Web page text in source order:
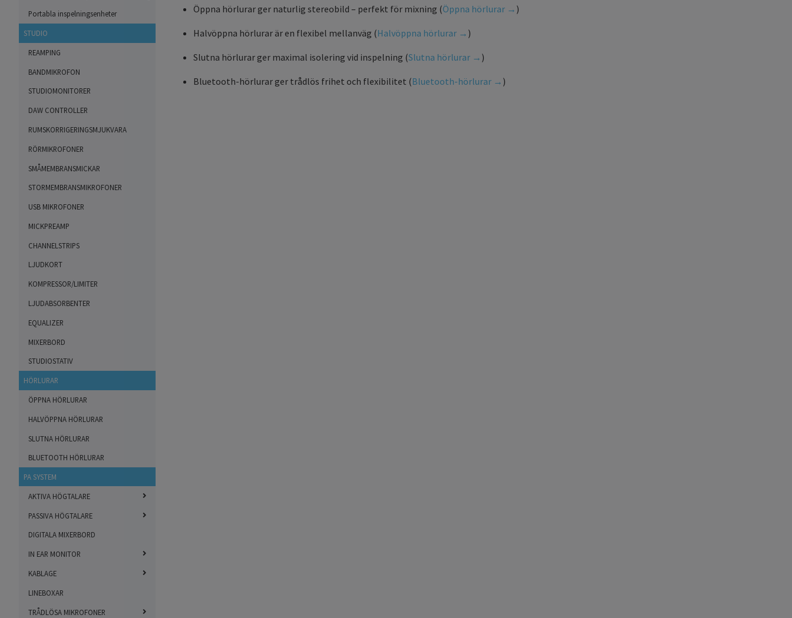
Portabla inspelningsenheter
STUDIO
REAMPING
BANDMIKROFON
STUDIOMONITORER
DAW CONTROLLER
RUMSKORRIGERINGSMJUKVARA
RÖRMIKROFONER
SMÅMEMBRANSMICKAR
STORMEMBRANSMIKROFONER
USB MIKROFONER
MICKPREAMP
CHANNELSTRIPS
LJUDKORT
KOMPRESSOR/LIMITER
LJUDABSORBENTER
EQUALIZER
MIXERBORD
STUDIOSTATIV
HÖRLURAR
ÖPPNA HÖRLURAR
HALVÖPPNA HÖRLURAR
SLUTNA HÖRLURAR
BLUETOOTH HÖRLURAR
PA SYSTEM
AKTIVA HÖGTALARE
PASSIVA HÖGTALARE
DIGITALA MIXERBORD
IN EAR MONITOR
KABLAGE
LINEBOXAR
TRÅDLÖSA MIKROFONER
Öppna hörlurar ger naturlig stereobild – perfekt för mixning (Öppna hörlurar → )
Halvöppna hörlurar är en flexibel mellanväg (Halvöppna hörlurar → )
Slutna hörlurar ger maximal isolering vid inspelning (Slutna hörlurar → )
Bluetooth-hörlurar ger trådlös frihet och flexibilitet (Bluetooth-hörlurar → )